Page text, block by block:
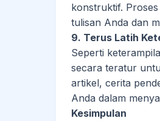
konstruktif.
tulisan Anda dan
9. Terus Latih
Seperti
secara teratur
artikel, cerita
Anda dalam
Kesimpulan